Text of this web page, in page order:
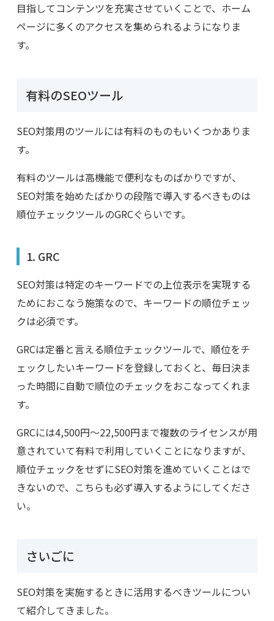
目指してコンテンツを充実させていくことで、ホーム
ページに多くのアクセスを集められるようになりま
す。
有料のSEOツール
SEO対策用のツールには有料のものもいくつかありま
す。
有料のツールは高機能で便利なものばかりですが、
SEO対策を始めたばかりの段階で導入するべきものは
順位チェックツールのGRCぐらいです。
1. GRC
SEO対策は特定のキーワードでの上位表示を実現する
ためにおこなう施策なので、キーワードの順位チェッ
クは必須です。
GRCは定番と言える順位チェックツールで、順位をチ
ェックしたいキーワードを登録しておくと、毎日決ま
った時間に自動で順位のチェックをおこなってくれま
す。
GRCには4,500円～22,500円まで複数のライセンスが用
意されていて有料で利用していくことになりますが、
順位チェックをせずにSEO対策を進めていくことはで
きないので、こちらも必ず導入するようにしてくださ
い。
さいごに
SEO対策を実施するときに活用するべきツールについ
て紹介してきました。